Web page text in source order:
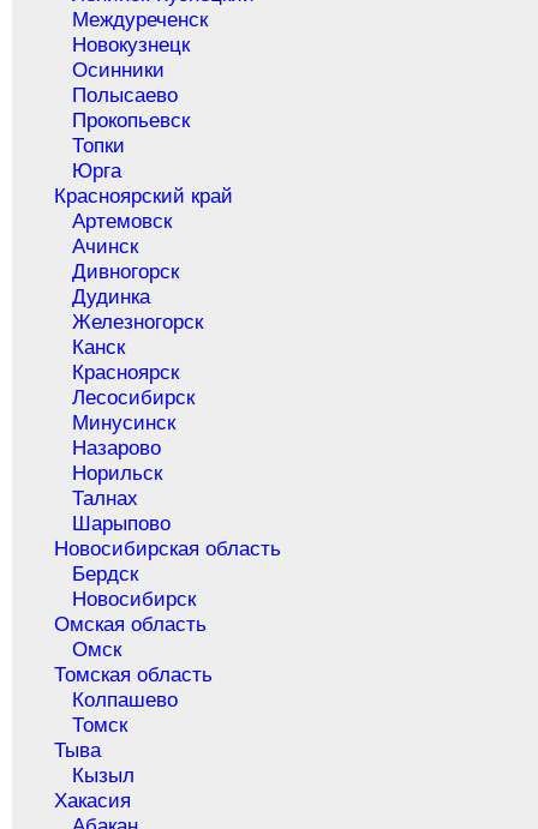
Междуреченск
Новокузнецк
Осинники
Полысаево
Прокопьевск
Топки
Юрга
Красноярский край
Артемовск
Ачинск
Дивногорск
Дудинка
Железногорск
Канск
Красноярск
Лесосибирск
Минусинск
Назарово
Норильск
Талнах
Шарыпово
Новосибирская область
Бердск
Новосибирск
Омская область
Омск
Томская область
Колпашево
Томск
Тыва
Кызыл
Хакасия